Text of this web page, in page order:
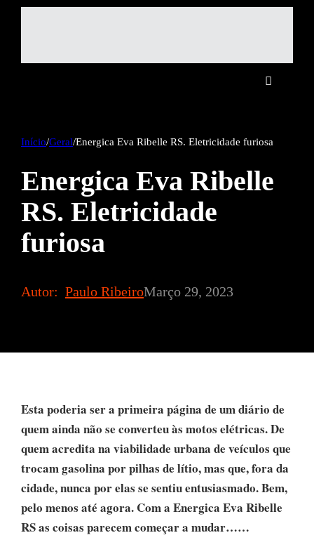
Início/Geral/Energica Eva Ribelle RS. Eletricidade furiosa
Energica Eva Ribelle
RS. Eletricidade
furiosa
Autor: Paulo RibeiroMarço 29, 2023
Esta poderia ser a primeira página de um diário de
quem ainda não se converteu às motos elétricas. De
quem acredita na viabilidade urbana de veículos que
trocam gasolina por pilhas de lítio, mas que, fora da
cidade, nunca por elas se sentiu entusiasmado. Bem,
pelo menos até agora. Com a Energica Eva Ribelle
RS as coisas parecem começar a mudar……